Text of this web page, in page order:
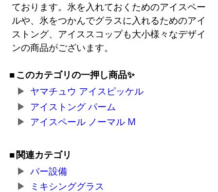
ております。氷を入れておくためのアイスペー
ルや、氷をつかんでグラスに入れるためのアイ
ストング、アイススコップも大小様々なデザイ
ンの商品がございます。
このカテゴリの一押し商品✨
ヤマチュウ アイスピッケル
アイストング パーム
アイスペール ノーマル M
関連カテゴリ
バー設備
ミキシンググラス